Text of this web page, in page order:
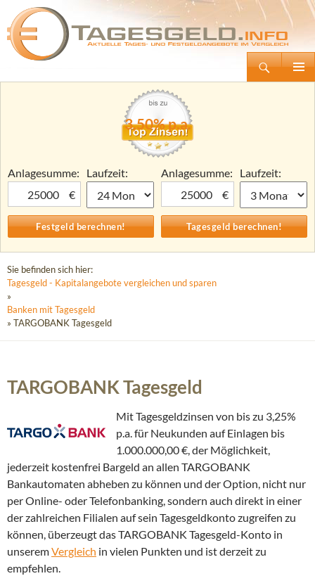
Tagesgeld.info – Tagesgeldkonten vergleichen und Tagesgeld-Zinsen berechnen
Zum
3,50% p.a.
Anlagesumme:
€
Laufzeit:
Anlagesumme:
€
Laufzeit:
Sie befinden sich hier:
Tagesgeld - Kapitalangebote vergleichen und sparen
»
Banken mit Tagesgeld
» TARGOBANK Tagesgeld
TARGOBANK Tagesgeld
Mit Tagesgeldzinsen von bis zu 3,25%
p.a. für Neukunden auf Einlagen bis
1.000.000,00 €, der Möglichkeit,
jederzeit kostenfrei Bargeld an allen TARGOBANK
Bankautomaten abheben zu können und der Option, nicht nur
per Online- oder Telefonbanking, sondern auch direkt in einer
der zahlreichen Filialen auf sein Tagesgeldkonto zugreifen zu
können, überzeugt das TARGOBANK Tagesgeld-Konto in
unseremVergleich in vielen Punkten und ist derzeit zu
empfehlen.